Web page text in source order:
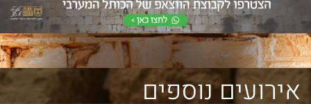
אירועים נוספים